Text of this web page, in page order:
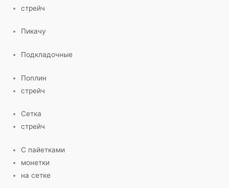
стрейч
Пикачу
Подкладочные
Поплин
стрейч
Сетка
стрейч
С пайетками
монетки
на сетке